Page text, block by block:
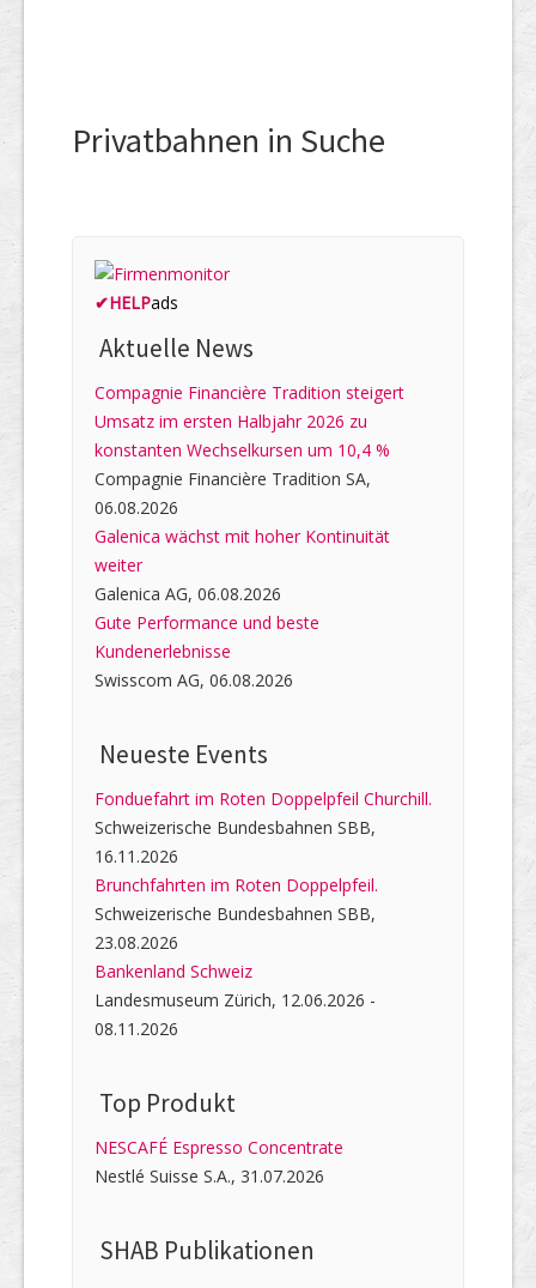
Privatbahnen in Suche
✔HELPads
Aktuelle News
Compagnie Financière Tradition steigert
Umsatz im ersten Halbjahr 2026 zu
konstanten Wechselkursen um 10,4 %
Compagnie Financière Tradition SA,
06.08.2026
Galenica wächst mit hoher Kontinuität
weiter
Galenica AG, 06.08.2026
Gute Performance und beste
Kundenerlebnisse
Swisscom AG, 06.08.2026
Neueste Events
Fonduefahrt im Roten Doppelpfeil Churchill.
Schweizerische Bundesbahnen SBB,
16.11.2026
Brunchfahrten im Roten Doppelpfeil.
Schweizerische Bundesbahnen SBB,
23.08.2026
Bankenland Schweiz
Landesmuseum Zürich, 12.06.2026 -
08.11.2026
Top Produkt
NESCAFÉ Espresso Concentrate
Nestlé Suisse S.A., 31.07.2026
SHAB Publi­kati­onen